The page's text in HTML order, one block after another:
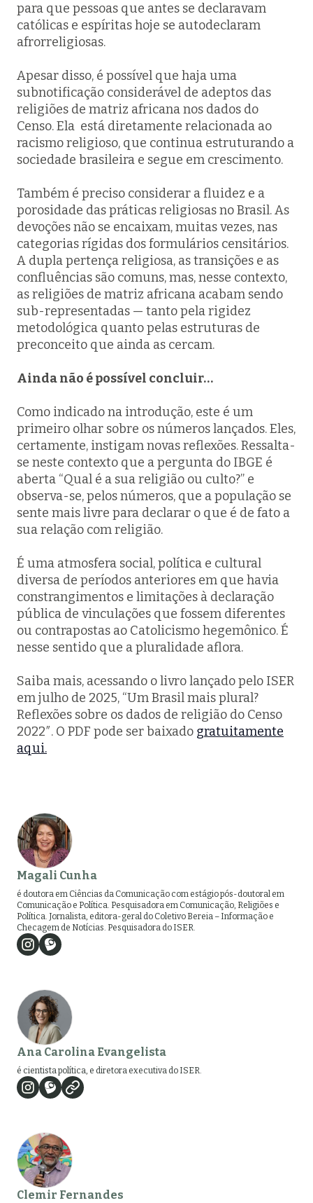
para que pessoas que antes se declaravam
católicas e espíritas hoje se autodeclaram
afrorreligiosas.
Apesar disso, é possível que haja uma
subnotificação considerável de adeptos das
religiões de matriz africana nos dados do
Censo. Ela está diretamente relacionada ao
racismo religioso, que continua estruturando a
sociedade brasileira e segue em crescimento.
Também é preciso considerar a fluidez e a
porosidade das práticas religiosas no Brasil. As
devoções não se encaixam, muitas vezes, nas
categorias rígidas dos formulários censitários.
A dupla pertença religiosa, as transições e as
confluências são comuns, mas, nesse contexto,
as religiões de matriz africana acabam sendo
sub-representadas — tanto pela rigidez
metodológica quanto pelas estruturas de
preconceito que ainda as cercam.
Ainda não é possível concluir…
Como indicado na introdução, este é um
primeiro olhar sobre os números lançados. Eles,
certamente, instigam novas reflexões. Ressalta-
se neste contexto que a pergunta do IBGE é
aberta “Qual é a sua religião ou culto?” e
observa-se, pelos números, que a população se
sente mais livre para declarar o que é de fato a
sua relação com religião.
É uma atmosfera social, política e cultural
diversa de períodos anteriores em que havia
constrangimentos e limitações à declaração
pública de vinculações que fossem diferentes
ou contrapostas ao Catolicismo hegemônico. É
nesse sentido que a pluralidade aflora.
Saiba mais, acessando o livro lançado pelo ISER
em julho de 2025, “Um Brasil mais plural?
Reflexões sobre os dados de religião do Censo
2022″. O PDF pode ser baixado gratuitamente
aqui.
Magali Cunha
é doutora em Ciências da Comunicação com estágio pós-doutoral em
Comunicação e Política. Pesquisadora em Comunicação, Religiões e
Política. Jornalista, editora-geral do Coletivo Bereia – Informação e
Checagem de Notícias. Pesquisadora do ISER.
Ana Carolina Evangelista
é cientista política, e diretora executiva do ISER.
Clemir Fernandes